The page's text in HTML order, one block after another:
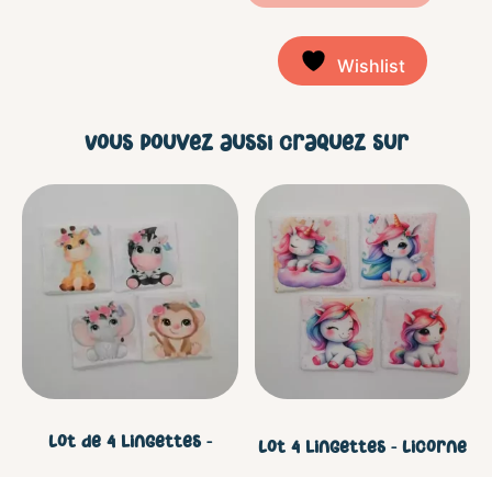
Wishlist
Vous pouvez aussi craquez sur
Lot de 4 lingettes – Lot 4 lingettes – Licorne